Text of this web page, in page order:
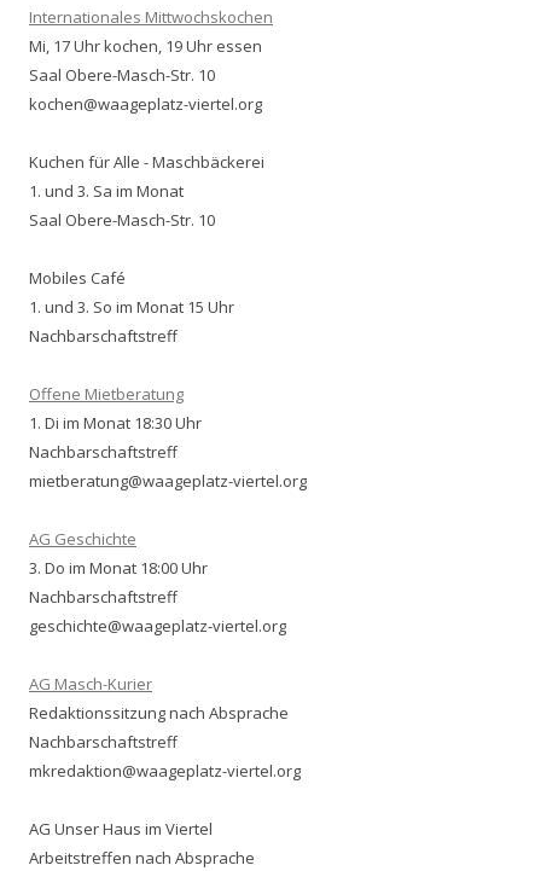
Internationales Mittwochskochen
Mi, 17 Uhr kochen, 19 Uhr essen
Saal Obere-Masch-Str. 10
kochen@waageplatz-viertel.org
Kuchen für Alle - Maschbäckerei
1. und 3. Sa im Monat
Saal Obere-Masch-Str. 10
Mobiles Café
1. und 3. So im Monat 15 Uhr
Nachbarschaftstreff
Offene Mietberatung
1. Di im Monat 18:30 Uhr
Nachbarschaftstreff
mietberatung@waageplatz-viertel.org
AG Geschichte
3. Do im Monat 18:00 Uhr
Nachbarschaftstreff
geschichte@waageplatz-viertel.org
AG Masch-Kurier
Redaktionssitzung nach Absprache
Nachbarschaftstreff
mkredaktion@waageplatz-viertel.org
AG Unser Haus im Viertel
Arbeitstreffen nach Absprache